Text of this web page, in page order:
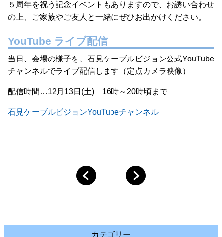
５周年を祝う記念イベントもありますので、お誘い合わせ
の上、ご家族やご友人と一緒にぜひお出かけください。
YouTube ライブ配信
当日、会場の様子を、石見ケーブルビジョン公式YouTube
チャンネルでライブ配信します（定点カメラ映像）
配信時間…12月13日(土) 16時～20時頃まで
石見ケーブルビジョンYouTubeチャンネル
カテゴリー